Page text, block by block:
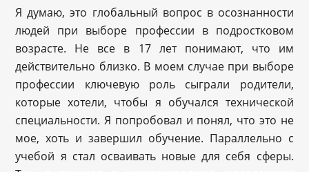
Я думаю, это глобальный вопрос в осознанности
людей при выборе профессии в подростковом
возрасте. Не все в 17 лет понимают, что им
действительно близко. В моем случае при выборе
профессии ключевую роль сыграли родители,
которые хотели, чтобы я обучался технической
специальности. Я попробовал и понял, что это не
мое, хоть и завершил обучение. Параллельно с
учебой я стал осваивать новые для себя сферы.